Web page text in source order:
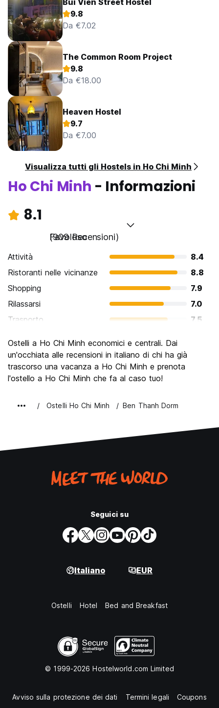
Bui Vien Street Hostel
9.8
Da €7.02
The Common Room Project
9.8
Da €18.00
Heaven Hostel
9.7
Da €7.00
Visualizza tutti gli Hostels in Ho Chi Minh
Ho Chi Minh - Informazioni
8.1
Favoloso
(909 Recensioni)
Attività
8.4
Ristoranti nelle vicinanze
8.8
Shopping
7.9
Rilassarsi
7.0
Trasporto
7.5
Luoghi di interesse culturale
Festa / Vita notturna
Qualita' Prezzo
Ostelli a Ho Chi Minh economici e centrali. Dai
un'occhiata alle recensioni in italiano di chi ha già
trascorso una vacanza a Ho Chi Minh e prenota
l'ostello a Ho Chi Minh che fa al caso tuo!
Ostelli Ho Chi Minh Ben Thanh Dorm
Seguici su
Italiano EUR
Ostelli Hotel Bed and Breakfast
© 1999-2026 Hostelworld.com Limited
Avviso sulla protezione dei dati Termini legali Coupons